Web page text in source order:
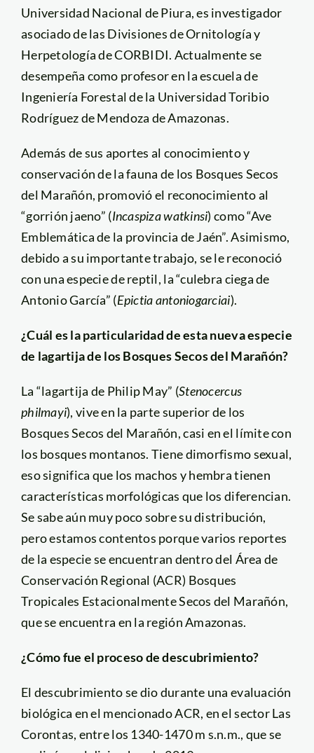
Universidad Nacional de Piura, es investigador
asociado de las Divisiones de Ornitología y
Herpetología de CORBIDI. Actualmente se
desempeña como profesor en la escuela de
Ingeniería Forestal de la Universidad Toribio
Rodríguez de Mendoza de Amazonas.
Además de sus aportes al conocimiento y
conservación de la fauna de los Bosques Secos
del Marañón, promovió el reconocimiento al
“gorrión jaeno” (Incaspiza watkinsi) como “Ave
Emblemática de la provincia de Jaén”. Asimismo,
debido a su importante trabajo, se le reconoció
con una especie de reptil, la “culebra ciega de
Antonio García” (Epictia antoniogarciai).
¿Cuál es la particularidad de esta nueva especie
de lagartija de los Bosques Secos del Marañón?
La “lagartija de Philip May” (Stenocercus
philmayi), vive en la parte superior de los
Bosques Secos del Marañón, casi en el límite con
los bosques montanos. Tiene dimorfismo sexual,
eso significa que los machos y hembra tienen
características morfológicas que los diferencian.
Se sabe aún muy poco sobre su distribución,
pero estamos contentos porque varios reportes
de la especie se encuentran dentro del Área de
Conservación Regional (ACR) Bosques
Tropicales Estacionalmente Secos del Marañón,
que se encuentra en la región Amazonas.
¿Cómo fue el proceso de descubrimiento?
El descubrimiento se dio durante una evaluación
biológica en el mencionado ACR, en el sector Las
Corontas, entre los 1340-1470 m s.n.m., que se